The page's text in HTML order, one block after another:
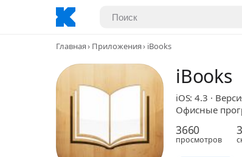
Главная Приложения iBooks
iBooks
iOS: 4.3 ·
Офисные
3660
просмотров